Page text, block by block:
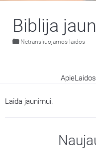
Biblija
Netransliuojamos laidos
Apie
Laida jaunimui.